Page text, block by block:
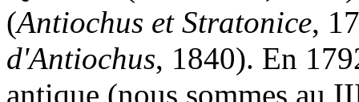
(Antiochus et Stratonice,
d'Antiochus, 1840). En
antique (nous sommes au